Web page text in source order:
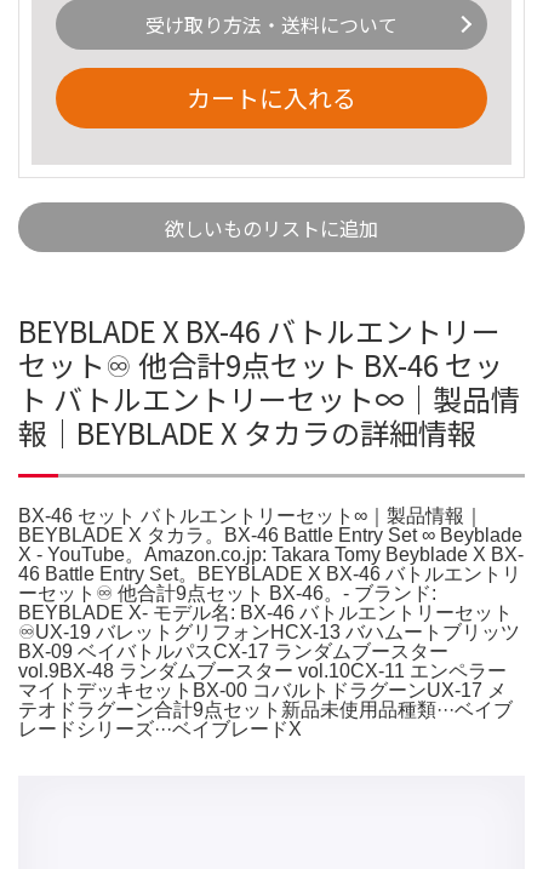
受け取り方法・送料について
カートに入れる
欲しいものリストに追加
BEYBLADE X BX-46 バトルエントリー
セット♾️ 他合計9点セット BX-46 セッ
ト バトルエントリーセット∞｜製品情
報｜BEYBLADE X タカラの詳細情報
BX-46 セット バトルエントリーセット∞｜製品情報｜
BEYBLADE X タカラ。BX-46 Battle Entry Set ∞ Beyblade
X - YouTube。Amazon.co.jp: Takara Tomy Beyblade X BX-
46 Battle Entry Set。BEYBLADE X BX-46 バトルエントリ
ーセット♾️ 他合計9点セット BX-46。- ブランド:
BEYBLADE X- モデル名: BX-46 バトルエントリーセット
♾️UX-19 バレットグリフォンHCX-13 バハムートブリッツ
BX-09 ベイバトルパスCX-17 ランダムブースター
vol.9BX-48 ランダムブースター vol.10CX-11 エンペラー
マイトデッキセットBX-00 コバルトドラグーンUX-17 メ
テオドラグーン合計9点セット新品未使用品種類···ベイブ
レードシリーズ···ベイブレードX